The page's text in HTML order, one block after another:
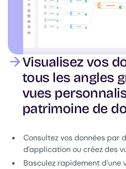
Visualisez vos
tous les angles
vues
patrimoine de
Consultez vos données par
d'application ou créez des
Basculez rapidement d'une